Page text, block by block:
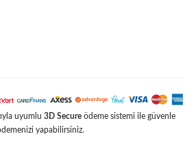
uyumlu 3D Secure ödeme sistemi ile güvenle
yapabilirsiniz.